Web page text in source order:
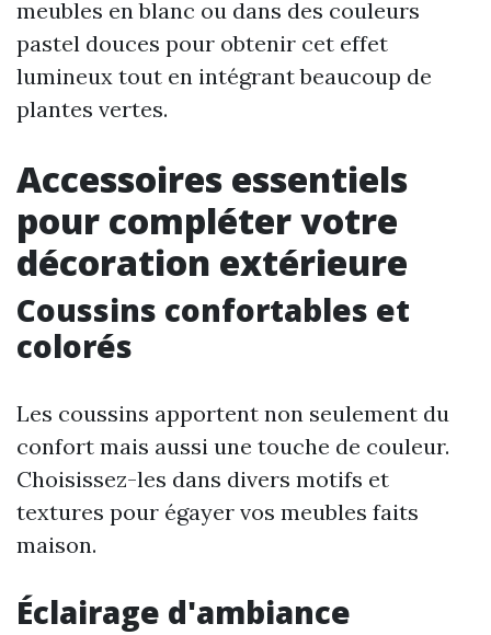
meubles en blanc ou dans des couleurs
pastel douces pour obtenir cet effet
lumineux tout en intégrant beaucoup de
plantes vertes.
Accessoires essentiels
pour compléter votre
décoration extérieure
Coussins confortables et
colorés
Les coussins apportent non seulement du
confort mais aussi une touche de couleur.
Choisissez-les dans divers motifs et
textures pour égayer vos meubles faits
maison.
Éclairage d'ambiance